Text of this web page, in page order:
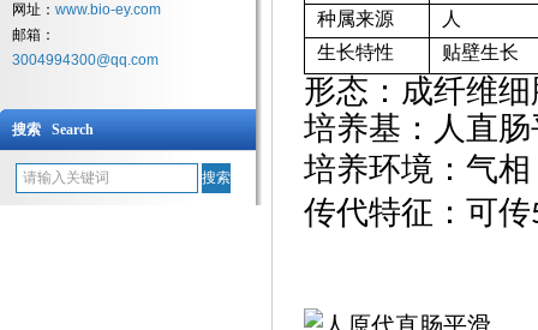
网址： www.bio-ey.com
邮箱：
3004994300@qq.com
搜索 Search
种属来源
人
生长特性
贴壁生长
形态：成纤维
培养基：人直
培养环境：气相
传代特征：可传